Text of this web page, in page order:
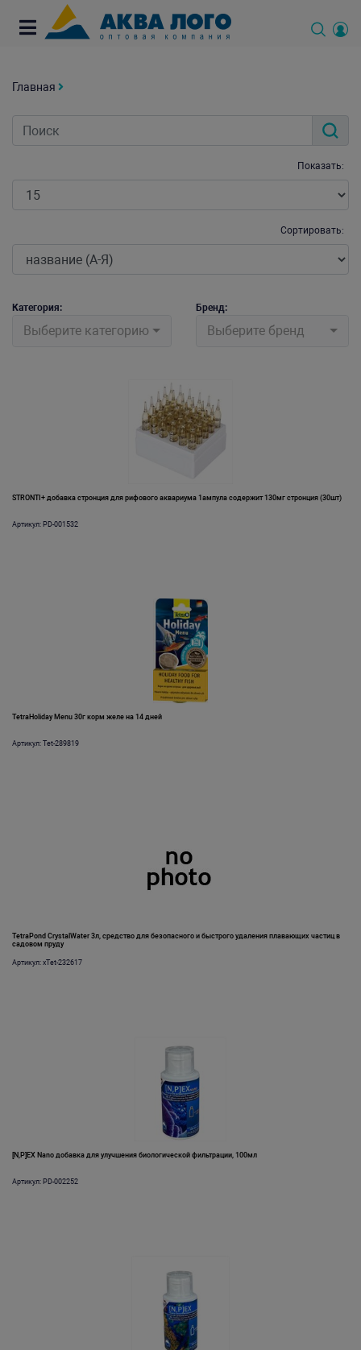
Главная
Показать:
Сортировать:
Категория:
Выберите категорию
Бренд:
Выберите бренд
STRONTI+ добавка стронция для рифового аквариума 1ампула содержит 130мг стронция (30шт)
Артикул: PD-001532
TetraHoliday Menu 30г корм желе на 14 дней
Артикул: Tet-289819
TetraPond CrystalWater 3л, средство для безопасного и быстрого удаления плавающих частиц в
садовом пруду
Артикул: хTet-232617
[N,P]EX Nano добавка для улучшения биологической фильтрации, 100мл
Артикул: PD-002252